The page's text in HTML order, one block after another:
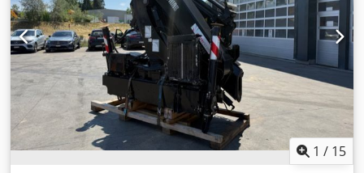
Änderungen, Zwischenverkauf und Irrtümer vorbehalten! -
.
1 / 15